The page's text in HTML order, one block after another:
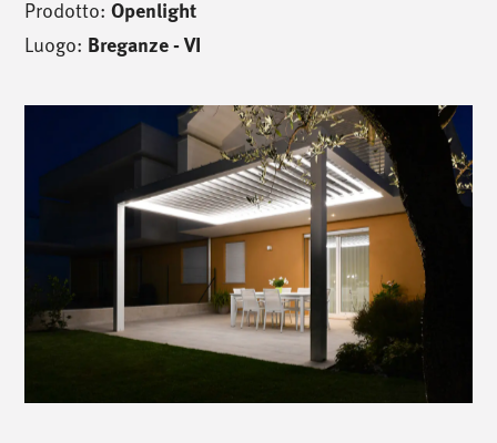
Prodotto: Openlight
Luogo: Breganze - VI